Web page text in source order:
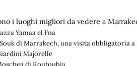
i luoghi migliori da vedere a
Yamaa el Fna
di Marrakech, una visita obbligatoria
Majorelle
di Koutoubia